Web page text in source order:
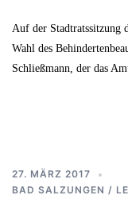
Auf der Stadtratssitzung
Wahl des
Schließmann, der das
27. MÄRZ 2017
BAD SALZUNGEN /